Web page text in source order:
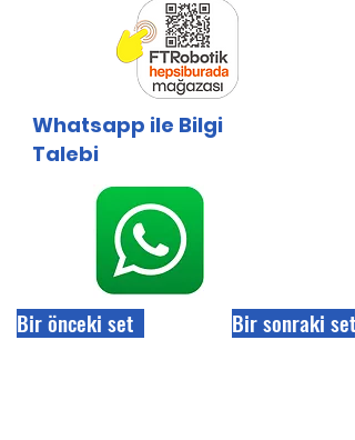
Whatsapp ile Bilgi
Talebi
Bir önceki set Bir sonraki set